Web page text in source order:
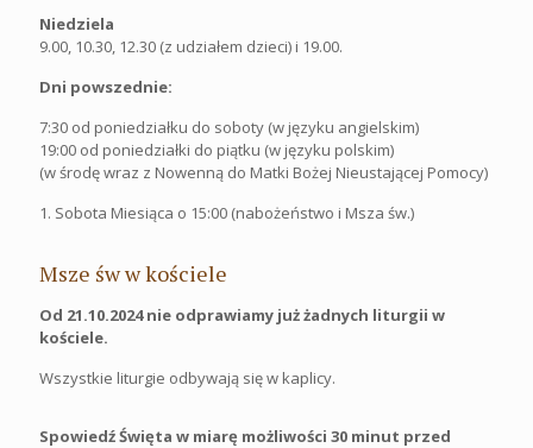
Niedziela
9.00, 10.30, 12.30 (z udziałem dzieci) i 19.00.
Dni powszednie:
7:30 od poniedziałku do soboty (w języku angielskim)
19:00 od poniedziałki do piątku (w języku polskim)
(w środę wraz z Nowenną do Matki Bożej Nieustającej Pomocy)
1. Sobota Miesiąca o 15:00 (nabożeństwo i Msza św.)
Msze św w kościele
Od 21.10.2024 nie odprawiamy już żadnych liturgii w
kościele.
Wszystkie liturgie odbywają się w kaplicy.
Spowiedź Święta w miarę możliwości 30 minut przed